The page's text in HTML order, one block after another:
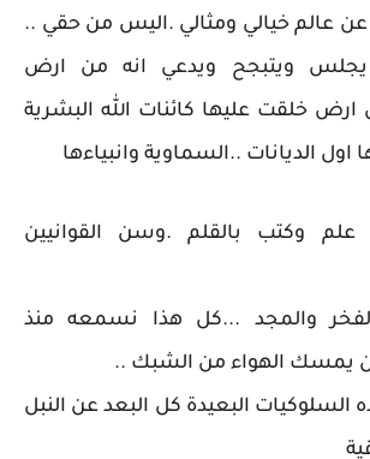
عالم خيالي ومثالي .اليس من حقي ..
ويتبجح ويدعي انه من ارض
ارض خلقت عليها كائنات الله البشرية
الديانات ..السماوية وانبياءها
وكتب بالقلم .وسن القوانيين
والمجد ...كل هذا نسمعه منذ
يمسك الهواء من الشبك ..
السلوكيات البعيدة كل البعد عن النبل